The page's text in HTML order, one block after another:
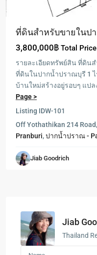
ที่ดินสำหรับขายในป
3,800,000฿ Total
รายละเอียดทรัพย์สิน ที่ดิน
ที่ดินในปากน้ำปราณบุรี 1 ไ
บ้านใหม่สร้างอยู่รอบๆ แป
Page >
Listing IDW-101
Off Yothathikan 214
Pranburi,ปากน้ำปราณ -
Jiab Goodrich
Jiab
Thailand